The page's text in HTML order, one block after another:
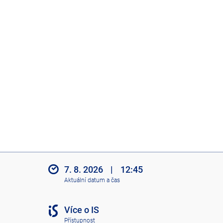
7. 8. 2026 | 12:45
Aktuální datum a čas
Více o IS
Přístupnost